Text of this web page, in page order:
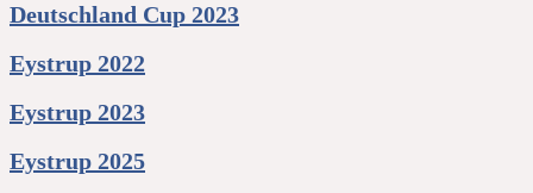
Deutschland Cup 2023
Eystrup 2022
Eystrup 2023
Eystrup 2025